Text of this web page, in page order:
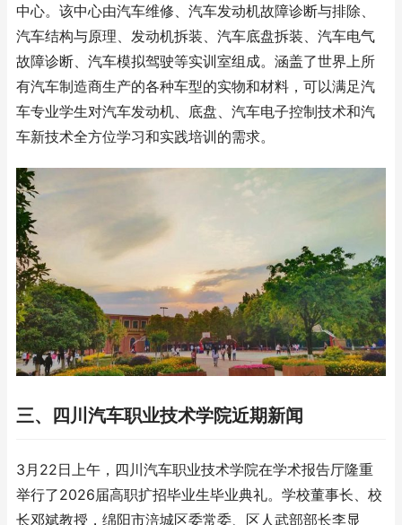
中心。该中心由汽车维修、汽车发动机故障诊断与排除、
汽车结构与原理、发动机拆装、汽车底盘拆装、汽车电气
故障诊断、汽车模拟驾驶等实训室组成。涵盖了世界上所
有汽车制造商生产的各种车型的实物和材料，可以满足汽
车专业学生对汽车发动机、底盘、汽车电子控制技术和汽
车新技术全方位学习和实践培训的需求。
三、四川汽车职业技术学院近期新闻
3月22日上午，四川汽车职业技术学院在学术报告厅隆重
举行了2026届高职扩招毕业生毕业典礼。学校董事长、校
长邓斌教授，绵阳市涪城区委常委、区人武部部长李显